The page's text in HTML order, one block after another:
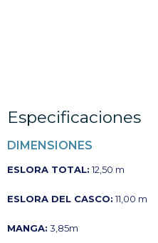
Especificaciones
DIMENSIONES
ESLORA TOTAL:12,50 m
ESLORA DEL CASCO:11,00 m
MANGA: 3,85m